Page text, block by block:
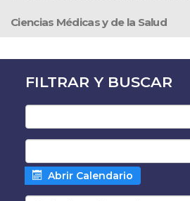
Ciencias Médicas y de la Salud
FILTRAR Y BUSCAR